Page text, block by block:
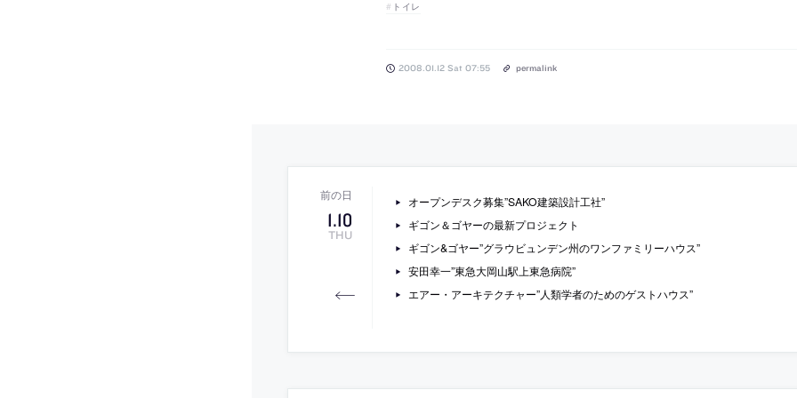
トイレ
2008.01.12 Sat 07:55 permalink
1.10
THU
オープンデスク募集”SAKO建築設計工社”
ギゴン＆ゴヤーの最新プロジェクト
ギゴン&ゴヤー”グラウビュンデン州のワンファミリーハウス”
安田幸一”東急大岡山駅上東急病院”
エアー・アーキテクチャー”人類学者のためのゲストハウス”